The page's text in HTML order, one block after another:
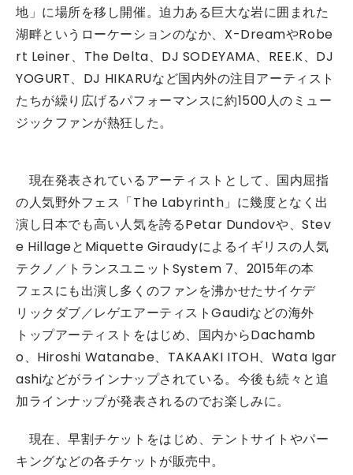
地」に場所を移し開催。迫力ある巨大な岩に囲まれた
湖畔というローケーションのなか、X-DreamやRobe
rt Leiner、The Delta、DJ SODEYAMA、REE.K、DJ
YOGURT、DJ HIKARUなど国内外の注目アーティスト
たちが繰り広げるパフォーマンスに約1500人のミュー
ジックファンが熱狂した。
現在発表されているアーティストとして、国内屈指
の人気野外フェス「The Labyrinth」に幾度となく出
演し日本でも高い人気を誇るPetar Dundovや、Stev
e HillageとMiquette Giraudyによるイギリスの人気
テクノ／トランスユニットSystem 7、2015年の本
フェスにも出演し多くのファンを沸かせたサイケデ
リックダブ／レゲエアーティストGaudiなどの海外
トップアーティストをはじめ、国内からDachamb
o、Hiroshi Watanabe、TAKAAKI ITOH、Wata Igar
ashiなどがラインナップされている。今後も続々と追
加ラインナップが発表されるのでお楽しみに。
現在、早割チケットをはじめ、テントサイトやパー
キングなどの各チケットが販売中。